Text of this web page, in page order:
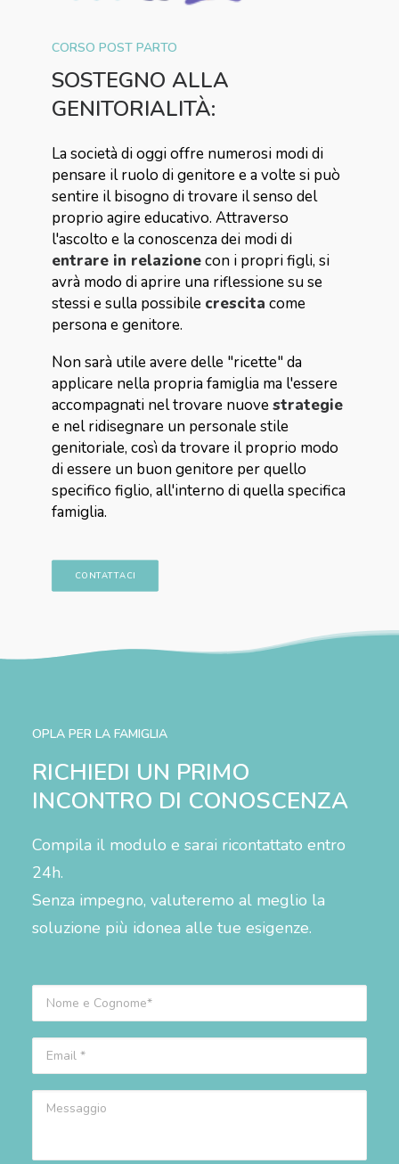
CORSO POST PARTO
SOSTEGNO ALLA
GENITORIALITÀ:
La società di oggi offre numerosi modi di
pensare il ruolo di genitore e a volte si può
sentire il bisogno di trovare il senso del
proprio agire educativo. Attraverso
l'ascolto e la conoscenza dei modi di
entrare in relazionecon i propri figli, si
avrà modo di aprire una riflessione su se
stessi e sulla possibile crescita come
persona e genitore.
Non sarà utile avere delle "ricette" da
applicare nella propria famiglia ma l'essere
accompagnati nel trovare nuovestrategie
e nel ridisegnare un personale stile
genitoriale, così da trovare il proprio modo
di essere un buon genitore per quello
specifico figlio, all'interno di quella specifica
famiglia.
CONTATTACI
OPLA PER LA FAMIGLIA
RICHIEDI UN PRIMO
INCONTRO DI CONOSCENZA
Compila il modulo e sarai ricontattato entro
24h.
Senza impegno, valuteremo al meglio la
soluzione più idonea alle tue esigenze.